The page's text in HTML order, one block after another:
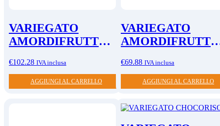
VARIEGATO
AMORDIFRUTTA
CIACULLI
€102.28 IVA inclusa
AGGIUNGI AL CARRELLO
VARIEGATO
AMORDIFRUTTA
€69.88 IVA inclusa
AGGIUNGI AL CARRELLO